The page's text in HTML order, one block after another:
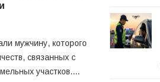
мужчину, которого
связанных с
участков....